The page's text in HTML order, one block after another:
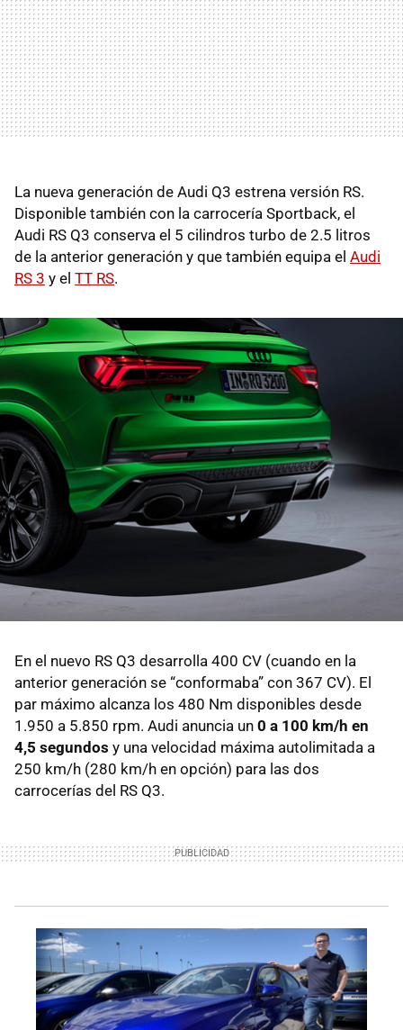
La nueva generación de Audi Q3 estrena versión RS.
Disponible también con la carrocería Sportback, el
Audi RS Q3 conserva el 5 cilindros turbo de 2.5 litros
de la anterior generación y que también equipa el Audi
RS 3 y el TT RS.
En el nuevo RS Q3 desarrolla 400 CV (cuando en la
anterior generación se “conformaba” con 367 CV). El
par máximo alcanza los 480 Nm disponibles desde
1.950 a 5.850 rpm. Audi anuncia un 0 a 100 km/h en
4,5 segundos y una velocidad máxima autolimitada a
250 km/h (280 km/h en opción) para las dos
carrocerías del RS Q3.